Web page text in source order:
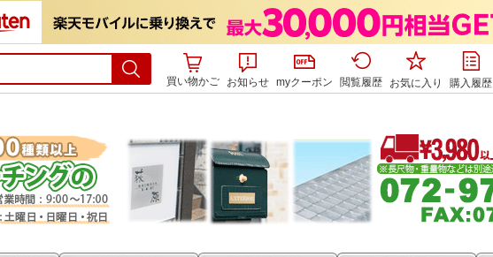
買い物かご お知らせ myクーポン 閲覧履歴 お気に入り 購入履歴